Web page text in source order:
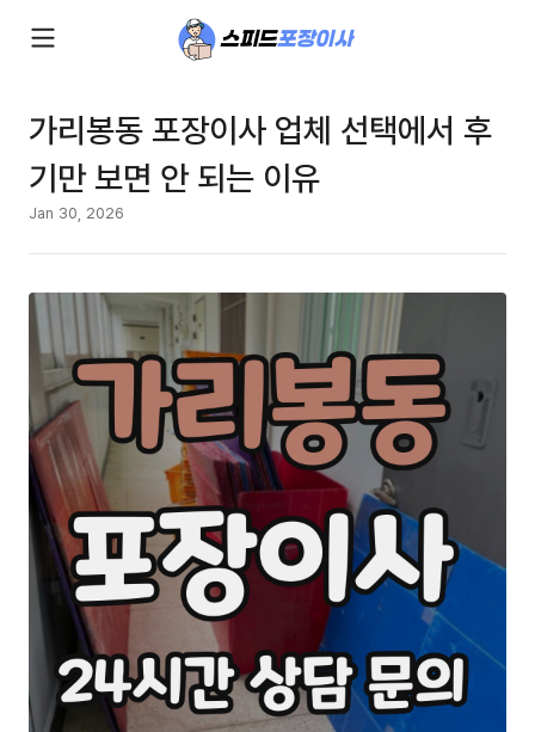
가리봉동 포장이사 업체 선택에서 후
기만 보면 안 되는 이유
Jan 30, 2026